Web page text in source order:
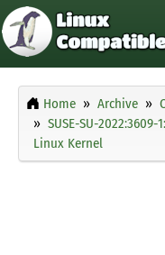
Home Archive
SUSE-SU-
Linux Kernel